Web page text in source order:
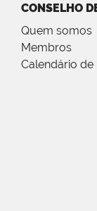
CONSELHO
Quem somos
Membros
Calendário de